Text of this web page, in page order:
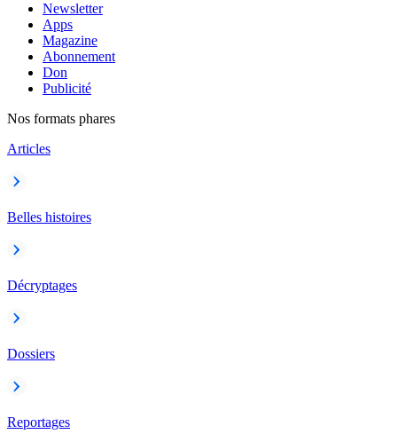
Newsletter
Apps
Magazine
Abonnement
Don
Publicité
Nos formats phares
Articles
Belles histoires
Décryptages
Dossiers
Reportages